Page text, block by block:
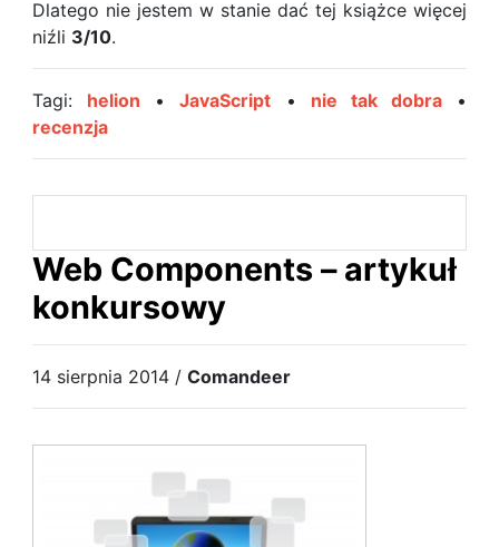
Dlatego nie jestem w stanie dać tej książce więcej
niźli 3/10.
Tagi: helion •JavaScript • nie tak dobra •
recenzja
Web Components – artykuł
konkursowy
14 sierpnia 2014 / Comandeer